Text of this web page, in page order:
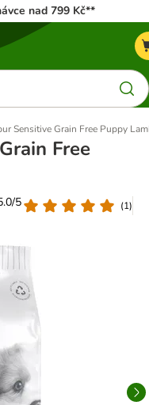
nad 799 Kč**
Sensitive Grain Free Puppy
Free
5
(1)